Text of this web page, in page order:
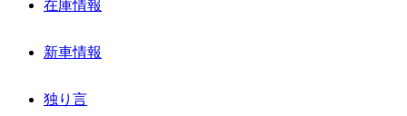
在庫情報
新車情報
独り言